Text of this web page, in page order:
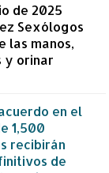
de 2025
Sexólogos
las manos,
y orinar
en el
1,500
recibirán
de